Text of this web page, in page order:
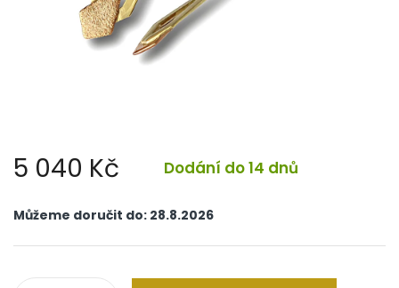
5 040 Kč Dodání do 14 dnů
cena:
Můžeme doručit do: 28.8.2026